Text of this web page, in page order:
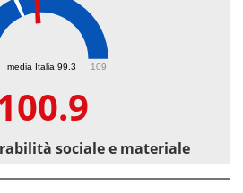
media Italia 99.3 109
sociale e materiale